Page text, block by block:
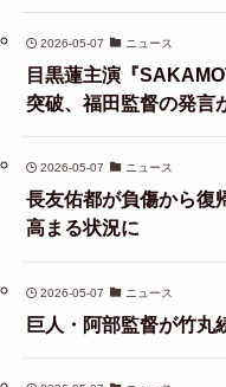
2026-05-07 ニュース
目黒蓮主演『
突破、福田監督の発言
2026-05-07 ニュース
長友佑都が負傷から復
高まる状況に
2026-05-07 ニュース
巨人・阿部監督が竹丸